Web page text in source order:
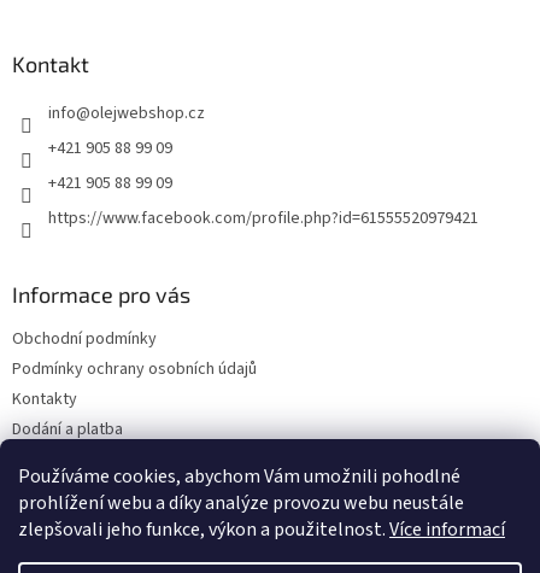
Používáme cookies, abychom Vám umožnili pohodlné
prohlížení webu a díky analýze provozu webu neustále
zlepšovali jeho funkce, výkon a použitelnost.Více informací
Kontakt
info@olejwebshop.cz
+421 905 88 99 09
+421 905 88 99 09
https://www.facebook.com/profile.php?id=61555520979421
Informace pro vás
Obchodní podmínky
Podmínky ochrany osobních údajů
Kontakty
Dodání a platba
Hodnocení obchodu